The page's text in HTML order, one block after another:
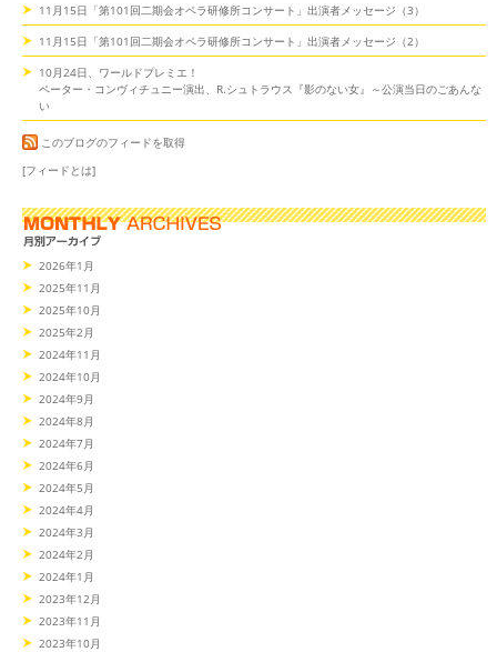
11月15日「第101回二期会オペラ研修所コンサート」出演者メッセージ（3）
11月15日「第101回二期会オペラ研修所コンサート」出演者メッセージ（2）
10月24日、ワールドプレミエ！
ペーター・コンヴィチュニー演出、R.シュトラウス『影のない女』～公演当日のごあんな
い
このブログのフィードを取得
[フィードとは]
2026年1月
2025年11月
2025年10月
2025年2月
2024年11月
2024年10月
2024年9月
2024年8月
2024年7月
2024年6月
2024年5月
2024年4月
2024年3月
2024年2月
2024年1月
2023年12月
2023年11月
2023年10月